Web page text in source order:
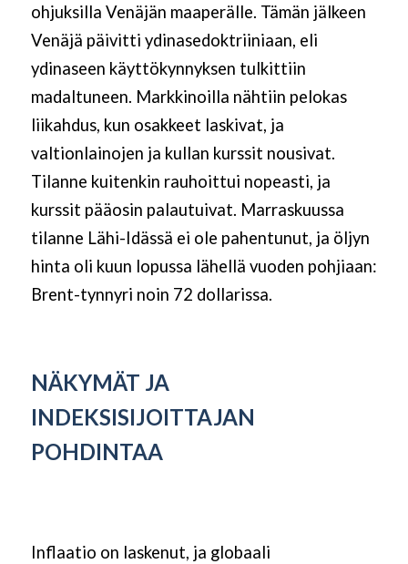
ohjuksilla Venäjän maaperälle. Tämän jälkeen
Venäjä päivitti ydinasedoktriiniaan, eli
ydinaseen käyttökynnyksen tulkittiin
madaltuneen. Markkinoilla nähtiin pelokas
liikahdus, kun osakkeet laskivat, ja
valtionlainojen ja kullan kurssit nousivat.
Tilanne kuitenkin rauhoittui nopeasti, ja
kurssit pääosin palautuivat. Marraskuussa
tilanne Lähi-Idässä ei ole pahentunut, ja öljyn
hinta oli kuun lopussa lähellä vuoden pohjiaan:
Brent-tynnyri noin 72 dollarissa.
NÄKYMÄT JA
INDEKSISIJOITTAJAN
POHDINTAA
Inflaatio on laskenut, ja globaali